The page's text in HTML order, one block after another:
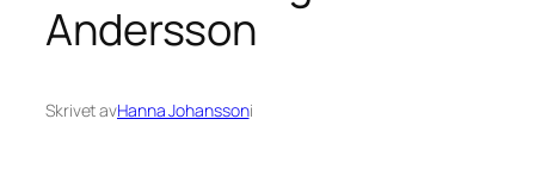
Andersson
Skrivet avHanna Johanssoni